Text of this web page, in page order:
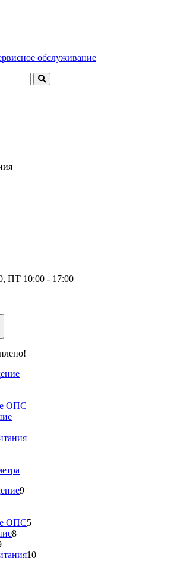
обслуживание
ПТ 10:00 - 17:00
ОПС
9
ОПС5
8
10